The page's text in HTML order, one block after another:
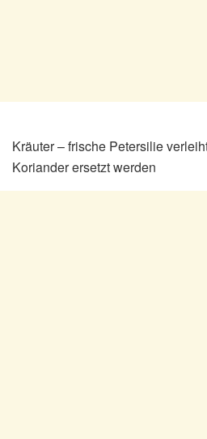
Kräuter – frische Petersilie
Koriander ersetzt werden